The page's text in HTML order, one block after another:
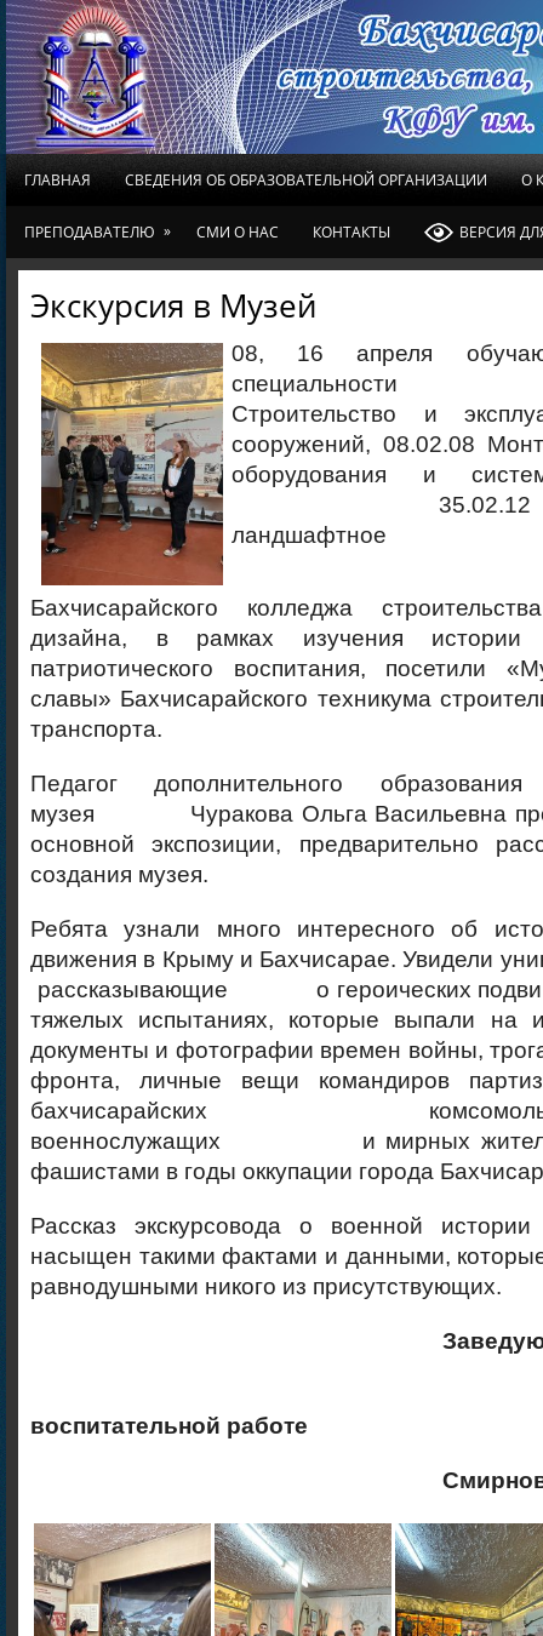
ГЛАВНАЯ СВЕДЕНИЯ ОБ ОБРАЗОВАТЕЛЬНОЙ ОРГАНИЗАЦИИ О
ПРЕПОДАВАТЕЛЮ » СМИ О НАС КОНТАКТЫ ВЕРСИЯ
Экскурсия в Музей
08, 16 апреля
Строительство и
сооружений, 08.02.08
оборудования и
35.02.12
ландшафтное
Бахчисарайского колледжа
дизайна, в рамках изучения
патриотического воспитания, посетили
славы» Бахчисарайского техникума
транспорта.
Педагог дополнительного
музея Чуракова Ольга Васильевна
основной экспозиции, предварительно
создания музея.
Ребята узнали много интересного об
движения в Крыму и Бахчисарае. Увидели
рассказывающие о героических
тяжелых испытаниях, которые выпали на
документы и фотографии времен войны,
фронта, личные вещи командиров
бахчисарайских комсомольцев-
военнослужащих и мирных жителей,
фашистами в годы оккупации города
Рассказ экскурсовода о военной
насыщен такими фактами и данными,
равнодушными никого из присутствующих.
Заведующий
воспитательной работе
Смирнов